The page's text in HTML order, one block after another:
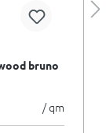
bruno
/ qm